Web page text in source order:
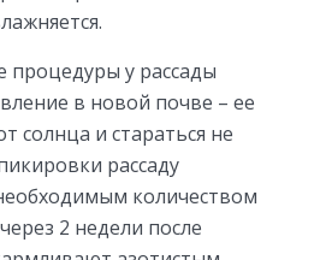
процедуры у рассады
в новой почве – ее
солнца и стараться не
рассаду
количеством
2 недели после